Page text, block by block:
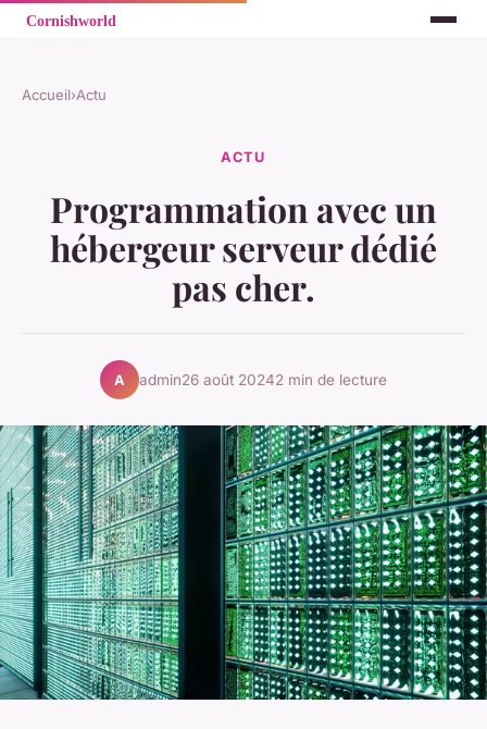
Accueil›Actu
ACTU
Programmation avec un
hébergeur serveur dédié
pas cher.
A admin26 août 20242 min de lecture